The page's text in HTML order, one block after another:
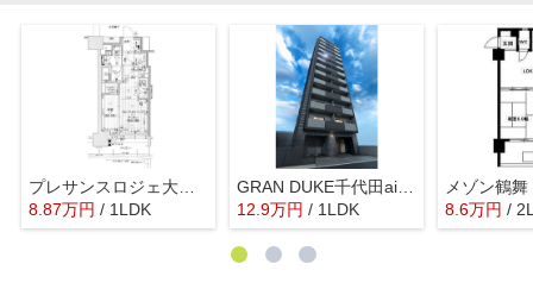
プレサンスロジェ大須白川公園
8.87万円 / 1LDK
GRAN DUKE千代田aigle
12.9万円 / 1LDK
メゾン鶴舞
8.6万円 /